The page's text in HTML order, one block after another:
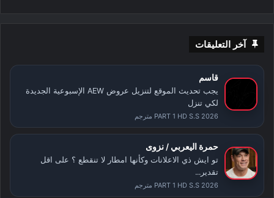
آخر التعليقات
قاسم
يجب تحديث الموقع لتنزيل عروض AEW الإسبوعية الجديدة
لكي تنزل
PART 1 HD S.S 2026 مترجم
حمرة اليعربي / نزوى
تو ايش ذي الاعلانات وكأنها امطار لا تنقطع ؟ على اقل
تقدير...
PART 1 HD S.S 2026 مترجم